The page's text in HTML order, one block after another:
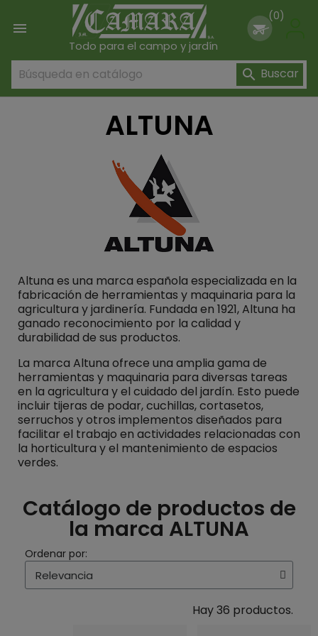

Todo para el campo y jardín
(0)
 Buscar
ALTUNA
Altuna es una marca española especializada en la
fabricación de herramientas y maquinaria para la
agricultura y jardinería. Fundada en 1921, Altuna ha
ganado reconocimiento por la calidad y
durabilidad de sus productos.
La marca Altuna ofrece una amplia gama de
herramientas y maquinaria para diversas tareas
en la agricultura y el cuidado del jardín. Esto puede
incluir tijeras de podar, cuchillas, cortasetos,
serruchos y otros implementos diseñados para
facilitar el trabajo en actividades relacionadas con
la horticultura y el mantenimiento de espacios
verdes.
Catálogo de productos de
la marca ALTUNA
Ordenar por:
Hay 36 productos.